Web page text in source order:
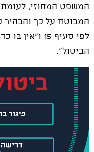
המשפט המחוזי,
המבוטח על כך והבהיר
לפי סעיף 15
הביטול".